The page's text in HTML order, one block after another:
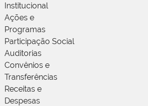
Institucional
Ações e
Programas
Participação Social
Auditorias
Convênios e
Transferências
Receitas e
Despesas